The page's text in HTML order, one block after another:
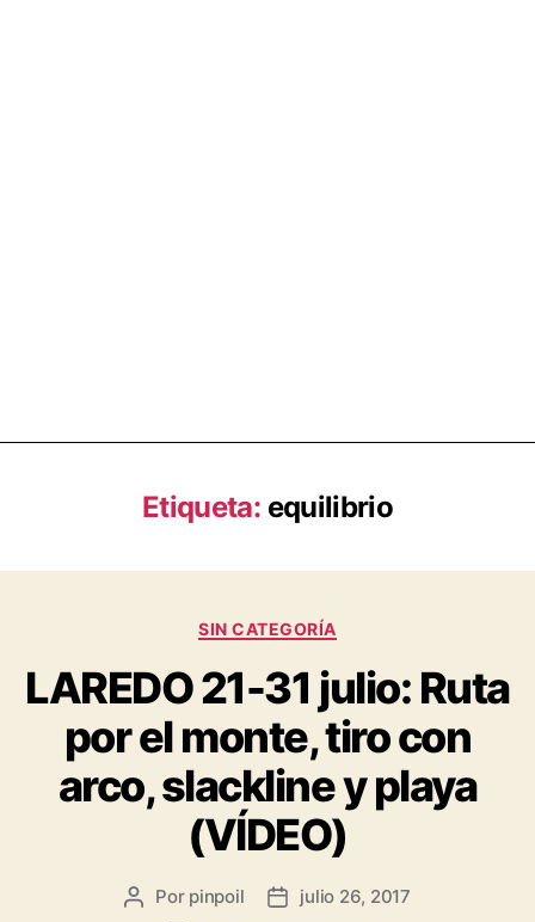
Etiqueta: equilibrio
SIN CATEGORÍA
LAREDO 21-31 julio: Ruta
por el monte, tiro con
arco, slackline y playa
(VÍDEO)
Por pinpoil
julio 26, 2017